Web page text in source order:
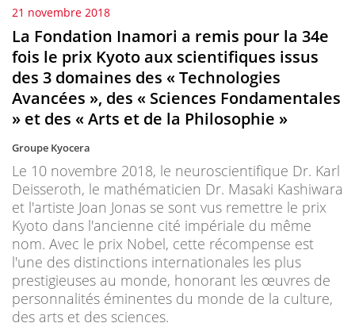
21 novembre 2018
La Fondation Inamori a remis pour la 34e
fois le prix Kyoto aux scientifiques issus
des 3 domaines des « Technologies
Avancées », des « Sciences Fondamentales
» et des « Arts et de la Philosophie »
Groupe Kyocera
Le 10 novembre 2018, le neuroscientifique Dr. Karl
Deisseroth, le mathématicien Dr. Masaki Kashiwara
et l'artiste Joan Jonas se sont vus remettre le prix
Kyoto dans l'ancienne cité impériale du même
nom. Avec le prix Nobel, cette récompense est
l'une des distinctions internationales les plus
prestigieuses au monde, honorant les œuvres de
personnalités éminentes du monde de la culture,
des arts et des sciences.